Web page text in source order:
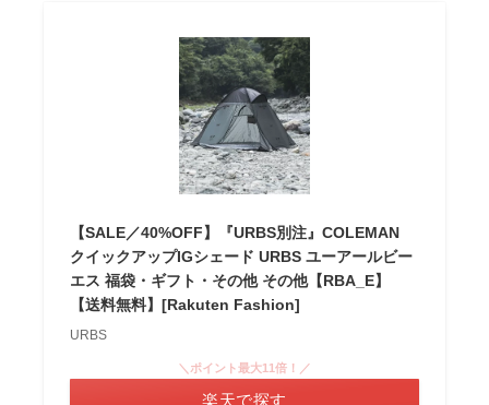
【SALE／40%OFF】『URBS別注』COLEMAN
クイックアップIGシェード URBS ユーアールビー
エス 福袋・ギフト・その他 その他【RBA_E】
【送料無料】[Rakuten Fashion]
URBS
＼ポイント最大11倍！／
楽天で探す